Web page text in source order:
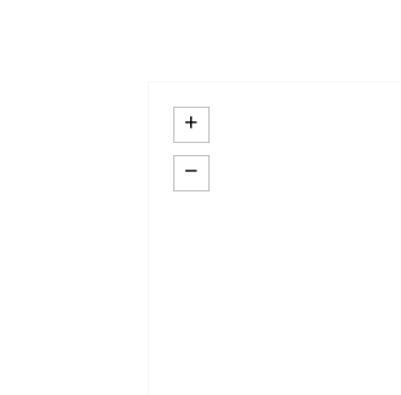
+
−